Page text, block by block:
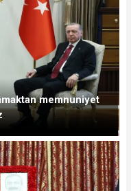
memnuniyet